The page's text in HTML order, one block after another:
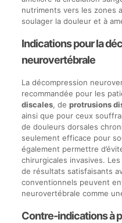
nutriments vers les zones
soulager la douleur et à
Indications pour la
neurovertébrale
La décompression
recommandée pour les
discales, de protrusions
ainsi que pour ceux
de douleurs dorsales
seulement efficace pour
également permettre
chirurgicales invasives.
de résultats satisfaisants
conventionnels peuvent
neurovertébrale comme
Contre-indications à